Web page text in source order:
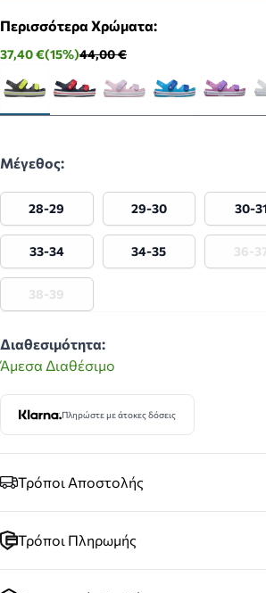
Περισσότερα Χρώματα:
37,40 €(15%)44,00 €
Μέγεθος:
28-29 29-30 30-
33-34 34-35 36-
38-39
Διαθεσιμότητα:
Άμεσα Διαθέσιμο
Πληρώστε με άτοκες δόσεις
Τρόποι Αποστολής
Τρόποι Πληρωμής